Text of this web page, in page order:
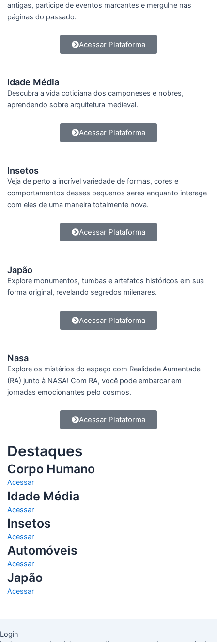
antigas, participe de eventos marcantes e mergulhe nas
páginas do passado.
Acessar Plataforma
Idade Média
Descubra a vida cotidiana dos camponeses e nobres,
aprendendo sobre arquitetura medieval.
Acessar Plataforma
Insetos
Veja de perto a incrível variedade de formas, cores e
comportamentos desses pequenos seres enquanto interage
com eles de uma maneira totalmente nova.
Acessar Plataforma
Japão
Explore monumentos, tumbas e artefatos históricos em sua
forma original, revelando segredos milenares.
Acessar Plataforma
Nasa
Explore os mistérios do espaço com Realidade Aumentada
(RA) junto à NASA! Com RA, você pode embarcar em
jornadas emocionantes pelo cosmos.
Acessar Plataforma
Destaques
Corpo Humano
Acessar
Idade Média
Acessar
Insetos
Acessar
Automóveis
Acessar
Japão
Acessar
Login